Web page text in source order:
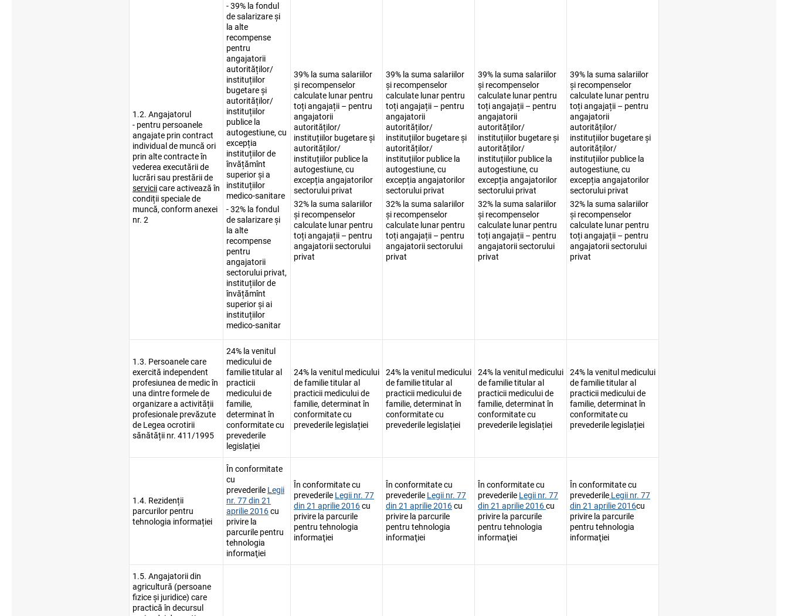
1.2. Angajatorul
- pentru persoanele
angajate prin contract
individual de muncă ori
prin alte contracte în
vederea executării de
lucrări sau prestării de
serviciicare activează în
condiții speciale de
muncă, conform anexei
nr. 2
- 39% la fondul
de salarizare și
la alte
recompense
pentru
angajatorii
autorităților/
instituțiilor
bugetare și
autorităților/
instituțiilor
publice la
autogestiune, cu
excepția
instituțiilor de
învățămînt
superior și a
instituțiilor
medico-sanitare
- 32% la fondul
de salarizare și
la alte
recompense
pentru
angajatorii
sectorului privat,
instituțiilor de
învățămînt
superior și ai
instituțiilor
medico-sanitar
39% la suma salariilor
și recompenselor
calculate lunar pentru
toți angajații – pentru
angajatorii
autorităților/
instituțiilor bugetare și
autorităților/
instituțiilor publice la
autogestiune, cu
excepția angajatorilor
sectorului privat
32% la suma salariilor
și recompenselor
calculate lunar pentru
toți angajații – pentru
angajatorii sectorului
privat
39% la suma salariilor
și recompenselor
calculate lunar pentru
toți angajații – pentru
angajatorii
autorităților/
instituțiilor bugetare și
autorităților/
instituțiilor publice la
autogestiune, cu
excepția angajatorilor
sectorului privat
32% la suma salariilor
și recompenselor
calculate lunar pentru
toți angajații – pentru
angajatorii sectorului
privat
39% la suma salariilor
și recompenselor
calculate lunar pentru
toți angajații – pentru
angajatorii
autorităților/
instituțiilor bugetare și
autorităților/
instituțiilor publice la
autogestiune, cu
excepția angajatorilor
sectorului privat
32% la suma salariilor
și recompenselor
calculate lunar pentru
toți angajații – pentru
angajatorii sectorului
privat
39% la suma salariilor
și recompenselor
calculate lunar pentru
toți angajații – pentru
angajatorii
autorităților/
instituțiilor bugetare și
autorităților/
instituțiilor publice la
autogestiune, cu
excepția angajatorilor
sectorului privat
32% la suma salariilor
și recompenselor
calculate lunar pentru
toți angajații – pentru
angajatorii sectorului
privat
1.3. Persoanele care
exercită independent
profesiunea de medic în
una dintre formele de
organizare a activității
profesionale prevăzute
de Legea ocrotirii
sănătății nr. 411/1995
24% la venitul
medicului de
familie titular al
practicii
medicului de
familie,
determinat în
conformitate cu
prevederile
legislației
24% la venitul medicului
de familie titular al
practicii medicului de
familie, determinat în
conformitate cu
prevederile legislației
24% la venitul medicului
de familie titular al
practicii medicului de
familie, determinat în
conformitate cu
prevederile legislației
24% la venitul medicului
de familie titular al
practicii medicului de
familie, determinat în
conformitate cu
prevederile legislației
24% la venitul medicului
de familie titular al
practicii medicului de
familie, determinat în
conformitate cu
prevederile legislației
1.4. Rezidenții
parcurilor pentru
tehnologia informației
În conformitate
cu
prevederile Legii
nr. 77 din 21
aprilie 2016cu
privire la
parcurile pentru
tehnologia
informaţiei
În conformitate cu
prevederile Legii nr. 77
din 21 aprilie 2016cu
privire la parcurile
pentru tehnologia
informaţiei
În conformitate cu
prevederile Legii nr. 77
din 21 aprilie 2016cu
privire la parcurile
pentru tehnologia
informaţiei
În conformitate cu
prevederile Legii nr. 77
din 21 aprilie 2016cu
privire la parcurile
pentru tehnologia
informaţiei
În conformitate cu
prevederile Legii nr. 77
din 21 aprilie 2016cu
privire la parcurile
pentru tehnologia
informaţiei
1.5. Angajatorii din
agricultură (persoane
fizice și juridice) care
practică în decursul